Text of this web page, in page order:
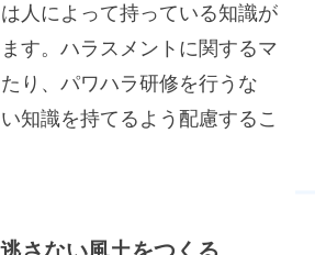
人によって持っている知識が
す。ハラスメントに関するマ
り、パワハラ研修を行うな
知識を持てるよう配慮するこ